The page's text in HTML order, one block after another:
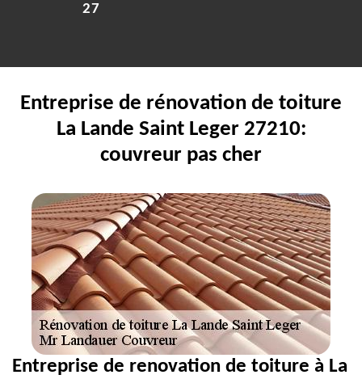
27
Entreprise de rénovation de toiture
La Lande Saint Leger 27210:
couvreur pas cher
Entreprise de renovation de toiture à La